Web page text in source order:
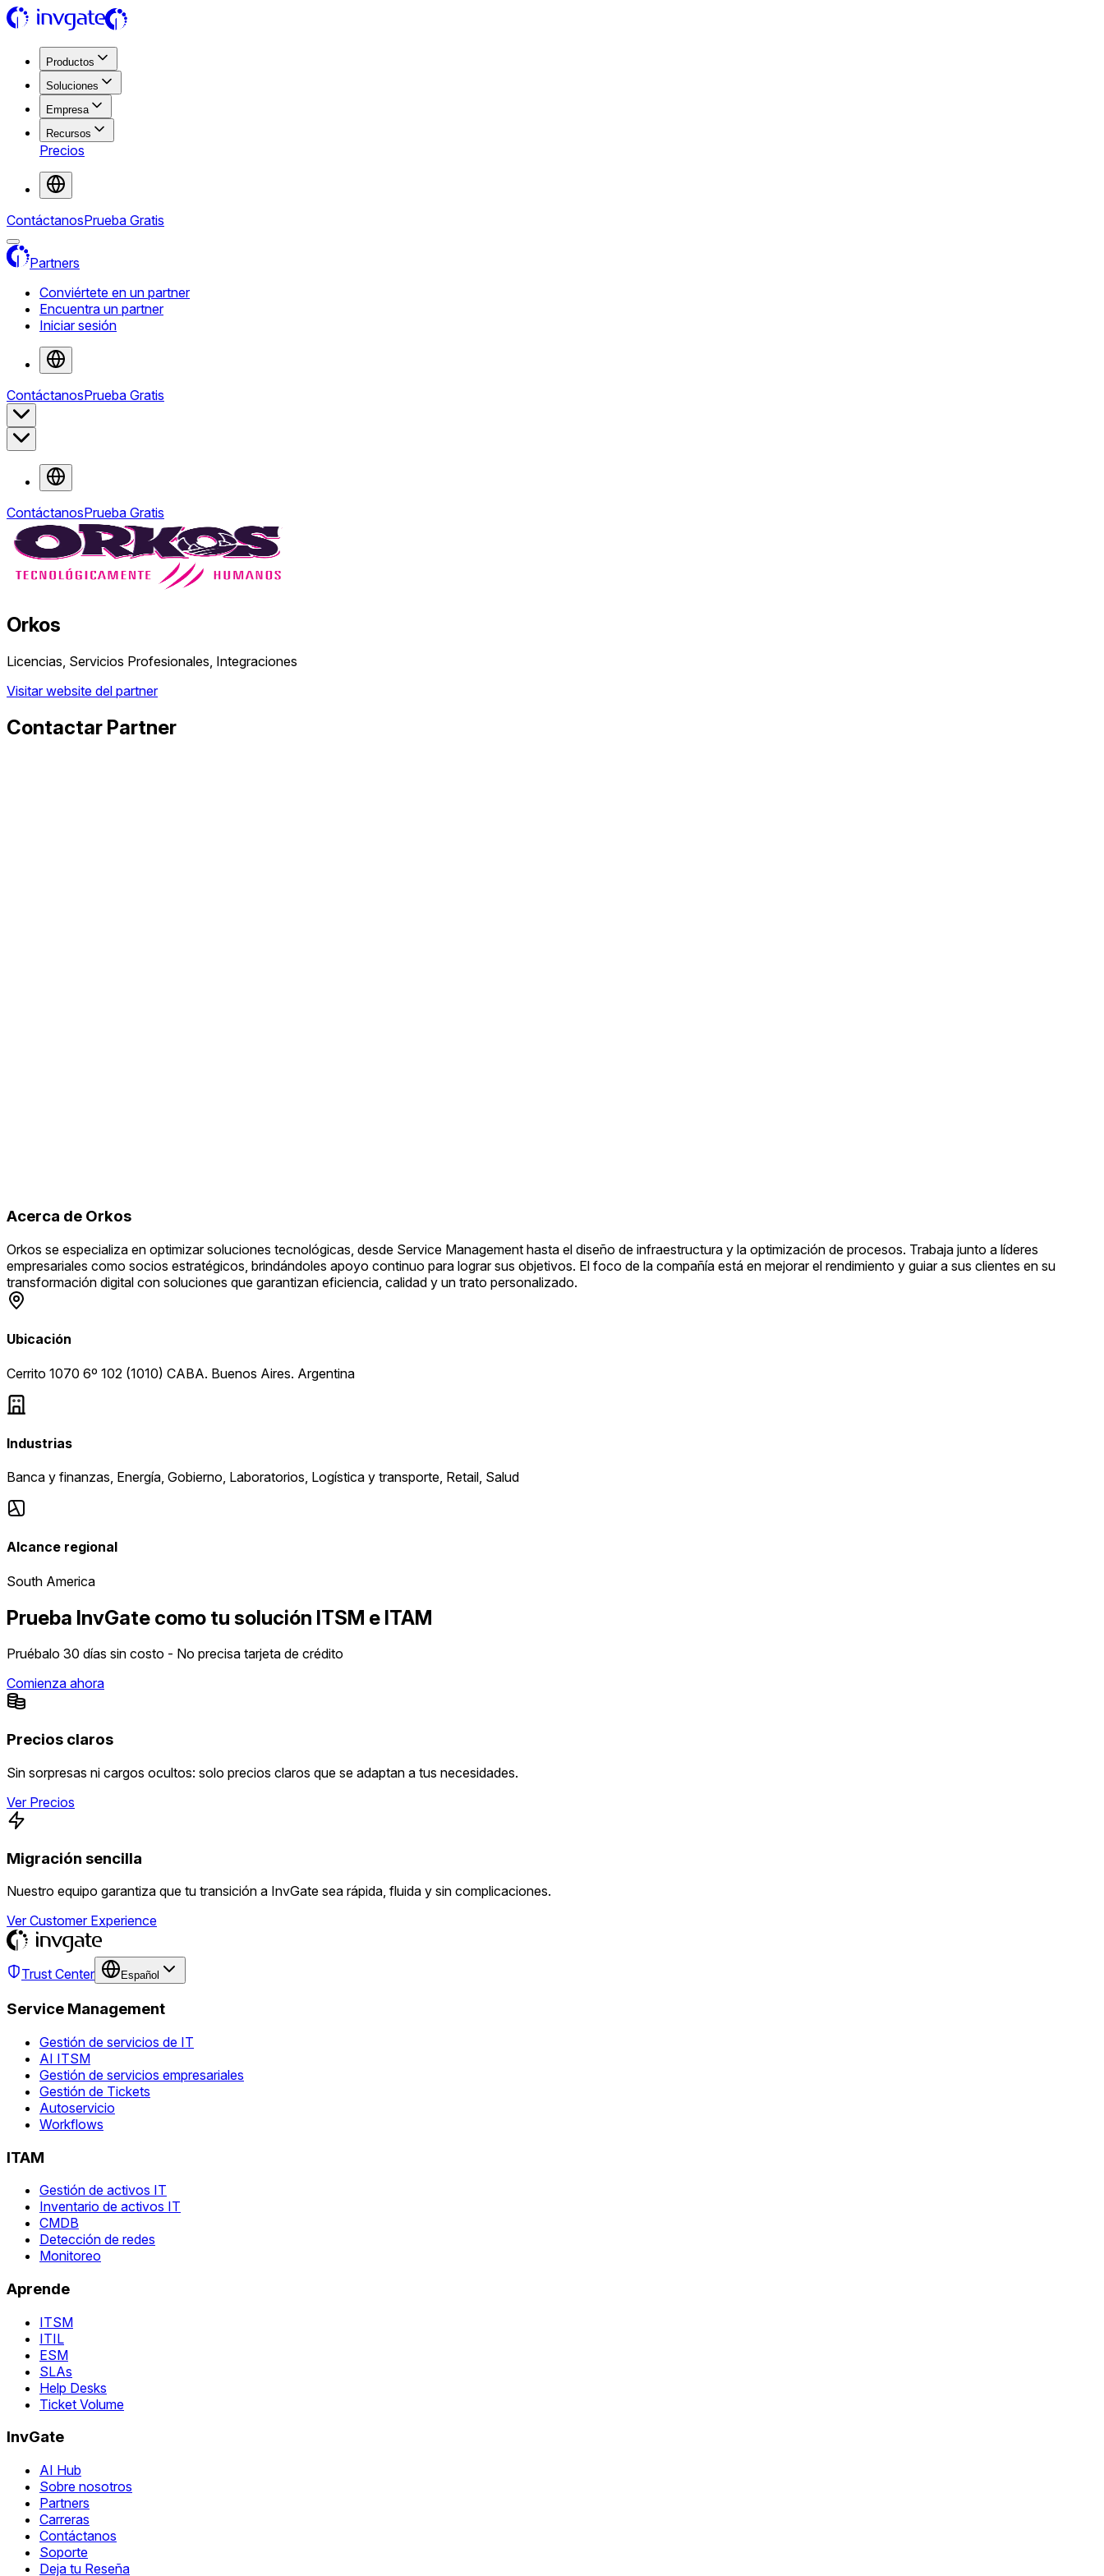
Productos
Soluciones
Empresa
Recursos
Precios
ContáctanosPrueba Gratis
Partners
Conviértete en un partner
Encuentra un partner
Iniciar sesión
ContáctanosPrueba Gratis
ContáctanosPrueba Gratis
Orkos
Licencias, Servicios Profesionales, Integraciones
Visitar website del partner
Contactar Partner
Acerca de Orkos
Orkos se especializa en optimizar soluciones tecnológicas, desde Service Management hasta el diseño de infraestructura y la optimización de procesos. Trabaja junto a líderes
empresariales como socios estratégicos, brindándoles apoyo continuo para lograr sus objetivos. El foco de la compañía está en mejorar el rendimiento y guiar a sus clientes en su
transformación digital con soluciones que garantizan eficiencia, calidad y un trato personalizado.
Ubicación
Cerrito 1070 6º 102 (1010) CABA. Buenos Aires. Argentina
Industrias
Banca y finanzas, Energía, Gobierno, Laboratorios, Logística y transporte, Retail, Salud
Alcance regional
South America
Prueba InvGate como tu solución ITSM e ITAM
Pruébalo 30 días sin costo - No precisa tarjeta de crédito
Comienza ahora
Precios claros
Sin sorpresas ni cargos ocultos: solo precios claros que se adaptan a tus necesidades.
Ver Precios
Migración sencilla
Nuestro equipo garantiza que tu transición a InvGate sea rápida, fluida y sin complicaciones.
Ver Customer Experience
Trust Center Español
Service Management
Gestión de servicios de IT
AI ITSM
Gestión de servicios empresariales
Gestión de Tickets
Autoservicio
Workflows
ITAM
Gestión de activos IT
Inventario de activos IT
CMDB
Detección de redes
Monitoreo
Aprende
ITSM
ITIL
ESM
SLAs
Help Desks
Ticket Volume
InvGate
AI Hub
Sobre nosotros
Partners
Carreras
Contáctanos
Soporte
Deja tu Reseña